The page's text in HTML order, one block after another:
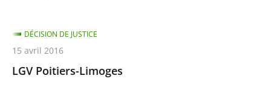
LGV Poitiers-Limoges
DÉCISION DE JUSTICE
15 avril 2016